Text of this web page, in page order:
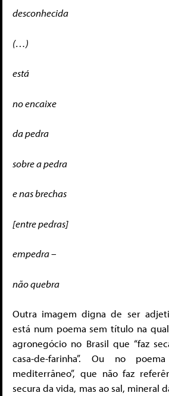
desconhecida
(…)
está
no encaixe
da pedra
sobre a pedra
e nas brechas
[entre pedras]
empedra –
não quebra
Outra imagem digna de ser
está num poema sem título na
agronegócio no Brasil que “faz
casa-de-farinha”. Ou no
mediterrâneo”, que não faz
secura da vida, mas ao sal, mineral